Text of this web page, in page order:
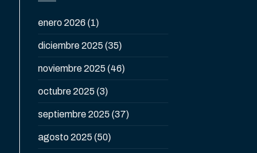
enero 2026 (1)
diciembre 2025 (35)
noviembre 2025 (46)
octubre 2025 (3)
septiembre 2025 (37)
agosto 2025 (50)